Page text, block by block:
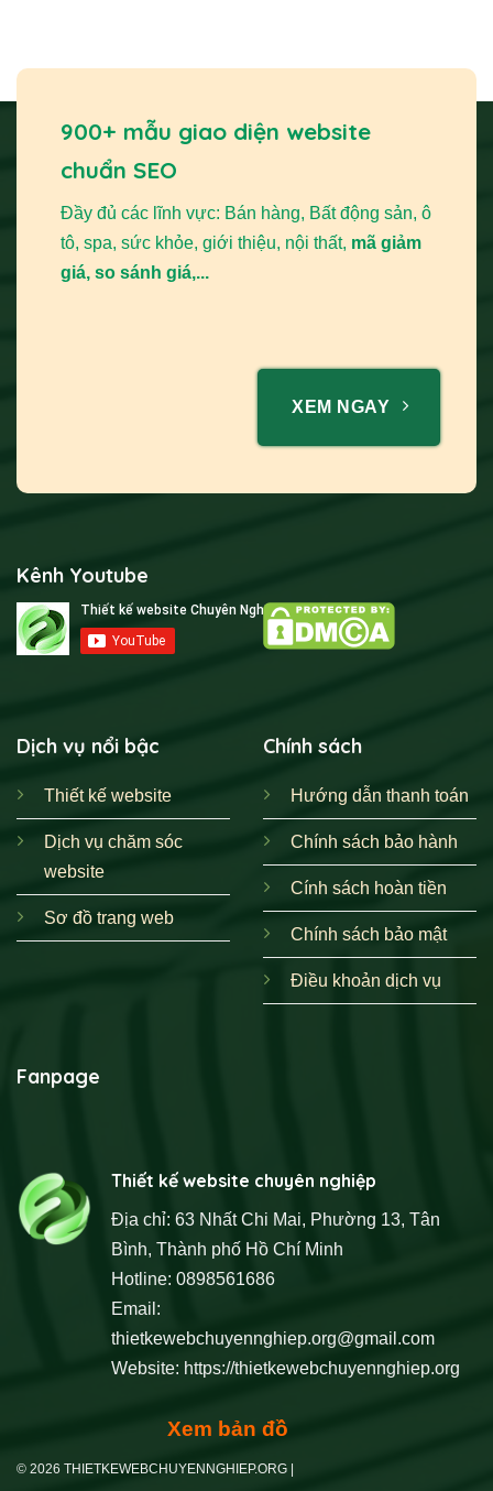
900+ mẫu giao diện website
chuẩn SEO
Đầy đủ các lĩnh vực: Bán hàng, Bất động sản, ô
tô, spa, sức khỏe, giới thiệu, nội thất, mã giảm
giá, so sánh giá,...
XEM NGAY
Kênh Youtube
Dịch vụ nổi bậc
Thiết kế website
Dịch vụ chăm sóc
website
Sơ đồ trang web
Chính sách
Hướng dẫn thanh toán
Chính sách bảo hành
Cính sách hoàn tiền
Chính sách bảo mật
Điều khoản dịch vụ
Fanpage
Thiết kế website chuyên nghiệp
Địa chỉ: 63 Nhất Chi Mai, Phường 13, Tân
Bình, Thành phố Hồ Chí Minh
Hotline: 0898561686
Email:
thietkewebchuyennghiep.org@gmail.com
Website: https://thietkewebchuyennghiep.org
Xem bản đồ
© 2026 THIETKEWEBCHUYENNGHIEP.ORG |